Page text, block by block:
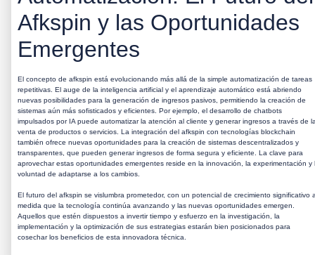
Afkspin y las Oportunidades
Emergentes
El concepto de afkspin está evolucionando más allá de la simple automatización de tareas
repetitivas. El auge de la inteligencia artificial y el aprendizaje automático está abriendo
nuevas posibilidades para la generación de ingresos pasivos, permitiendo la creación de
sistemas aún más sofisticados y eficientes. Por ejemplo, el desarrollo de chatbots
impulsados por IA puede automatizar la atención al cliente y generar ingresos a través de
venta de productos o servicios. La integración del afkspin con tecnologías blockchain
también ofrece nuevas oportunidades para la creación de sistemas descentralizados y
transparentes, que pueden generar ingresos de forma segura y eficiente. La clave para
aprovechar estas oportunidades emergentes reside en la innovación, la experimentación y
voluntad de adaptarse a los cambios.
El futuro del afkspin se vislumbra prometedor, con un potencial de crecimiento significativo
medida que la tecnología continúa avanzando y las nuevas oportunidades emergen.
Aquellos que estén dispuestos a invertir tiempo y esfuerzo en la investigación, la
implementación y la optimización de sus estrategias estarán bien posicionados para
cosechar los beneficios de esta innovadora técnica.